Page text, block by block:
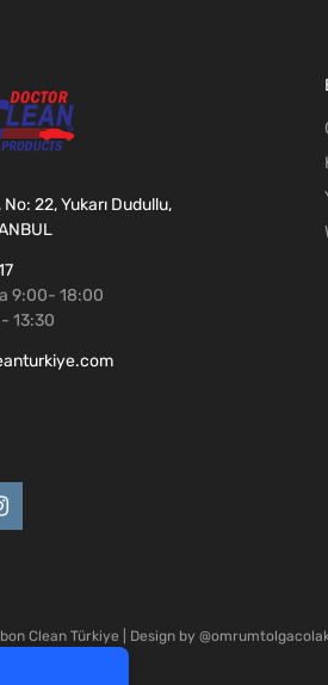
22, Yukarı Dudullu,
9:00- 18:00
13:30
Clean Türkiye | Design by